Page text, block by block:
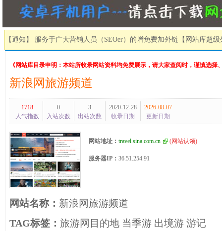
【通知】 服务于广大营销人员（SEOer）的增免费加外链 【网站库超
《网站库目录申明：本站所收录网站资料均免费展示，请大家查阅时，谨慎选择
新浪网旅游频道
1718
人气指数
0
入站次数
3
出站次数
2020-12-28
收录日期
2026-08-07
更新日期
网站地址： travel.sina.com.cn (网站认领)
服务器IP： 36.51.254.91
网站名称： 新浪网旅游频道
TAG标签： 旅游网目的地 当季游 出境游 游记